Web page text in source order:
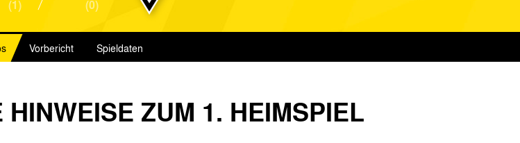
(1) (0)
Vorbericht Spieldaten
ZUM 1. HEIMSPIEL